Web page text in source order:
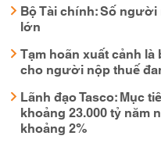
Bộ Tài chính: Số
lớn
Tạm hoãn xuất cảnh
cho người nộp thuế
Lãnh đạo Tasco: Mục
khoảng 23.000 tỷ năm
khoảng 2%